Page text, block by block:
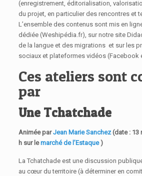
(enregistrement, éditorialisation,
du projet, en particulier des rencontres et
L’ensemble des contenus sont mis en
dédiée (Weshipédia.fr), sur notre site
de la langue et des migrations et sur les
sociaux et plateformes vidéos (Facebook
Ces ateliers sont
par
Une Tchatchade
Animée parJean Marie Sanchez(date : 13
h sur lemarché de l’Estaque)
La Tchatchade est une discussion
au cœur du territoire (à déterminer en